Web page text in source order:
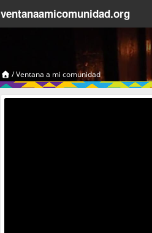
ventanaamicomunidad.org
/Ventana a mi comunidad